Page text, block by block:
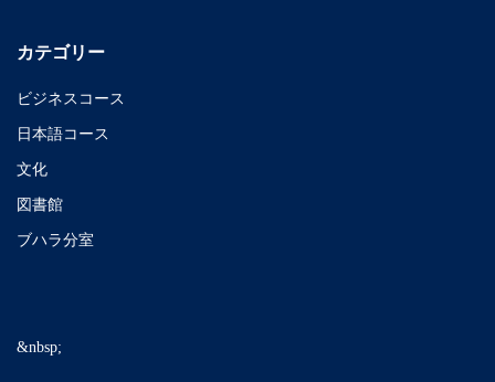
カテゴリー
ビジネスコース
日本語コース
文化
図書館
ブハラ分室
&nbsp;